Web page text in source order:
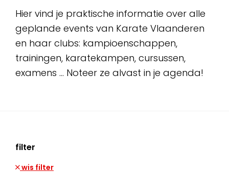
Hier vind je praktische informatie over alle
geplande events van Karate Vlaanderen
en haar clubs: kampioenschappen,
trainingen, karatekampen, cursussen,
examens … Noteer ze alvast in je agenda!
filter
wis filter